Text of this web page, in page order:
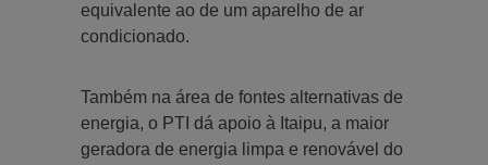
equivalente ao de um aparelho de ar
condicionado.
Também na área de fontes alternativas de
energia, o PTI dá apoio à Itaipu, a maior
geradora de energia limpa e renovável do